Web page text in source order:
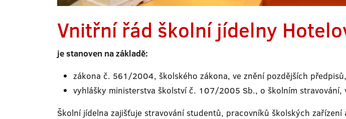
Vnitřní řád školní jídelny
je stanoven na základě:
zákona č. 561/2004, školského zákona, ve znění pozdějších předpisů,
vyhlášky ministerstva školství č. 107/2005 Sb., o školním
Školní jídelna zajišťuje stravování studentů, pracovníků školských